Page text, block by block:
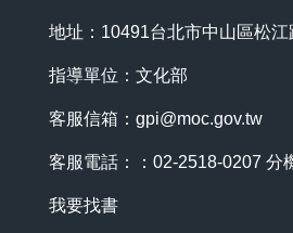
地址：10491台北市中山區松江
指導單位：文化部
客服信箱： gpi@moc.gov.tw
客服電話：：02-2518-0207 分
我要找書